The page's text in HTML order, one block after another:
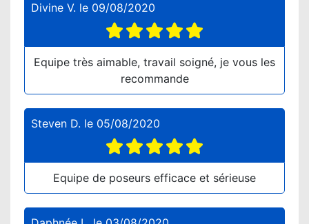
Divine V. le 09/08/2020
Equipe très aimable, travail soigné, je vous les
recommande
Steven D. le 05/08/2020
Equipe de poseurs efficace et sérieuse